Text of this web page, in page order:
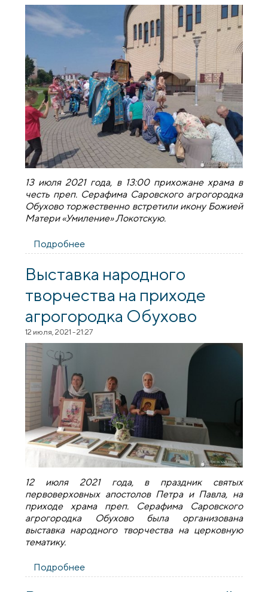
13 июля 2021 года, в 13:00 прихожане храма в
честь преп. Серафима Саровского агрогородка
Обухово торжественно встретили икону Божией
Матери «Умиление» Локотскую.
Подробнее
торжественно встретили икону Божией
Выставка народного
творчества на приходе
агрогородка Обухово
12 июля, 2021 - 21:27
12 июля 2021 года, в праздник святых
первоверховных апостолов Петра и Павла, на
приходе храма преп. Серафима Саровского
агрогородка Обухово была организована
выставка народного творчества на церковную
тематику.
Подробнее
приходе агрогородка Обухово